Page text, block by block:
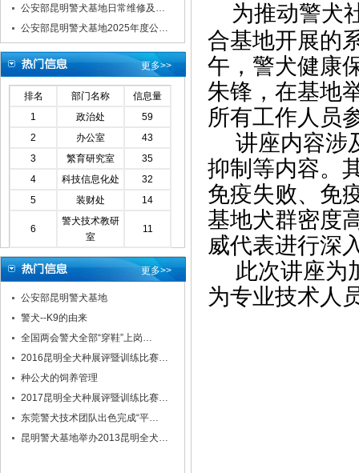
公安部昆明警犬基地日常维修及…
公安部昆明警犬基地2025年度公…
更多>>
排名 部门名称
信息量
1
政治处
59
2
办公室
43
3
繁育研究室
35
4
科技信息化处
32
5
装财处 14
6
警犬技术教研
室
11
更多>>
公安部昆明警犬基地
警犬--K9的由来
全国两会警犬全部“穿鞋”上岗…
2016昆明全犬种展评暨训练比赛…
种公犬的饲养管理
2017昆明全犬种展评暨训练比赛…
东莞警犬技术团队出色完成“平…
昆明警犬基地举办2013昆明全犬…
为推动警犬
合基地开展的
午，警犬健康
朱锋，在基地
所有工作人员
讲座内容涉
抑制等内容。
免疫失败、免
基地犬群密度
威代表进行深
此次讲座为
为专业技术人